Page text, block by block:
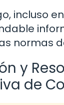
incluso
normas
y
de